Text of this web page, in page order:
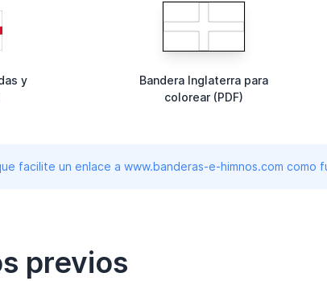
y
Bandera Inglaterra para
colorear (PDF)
facilite un enlace a www.banderas-e-himnos.com como
previos